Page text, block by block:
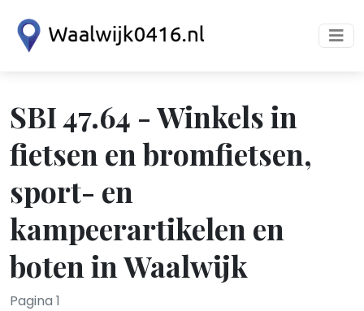
SBI 47.64 - Winkels in
fietsen en bromfietsen,
sport- en
kampeerartikelen en
boten in Waalwijk
Pagina 1